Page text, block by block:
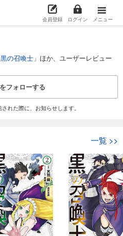
会員登録 ログイン メニュー
黒の召喚士 」ほか、ユーザーレビュー
フォローする
れた際に、お知らせします。
一覧 >>